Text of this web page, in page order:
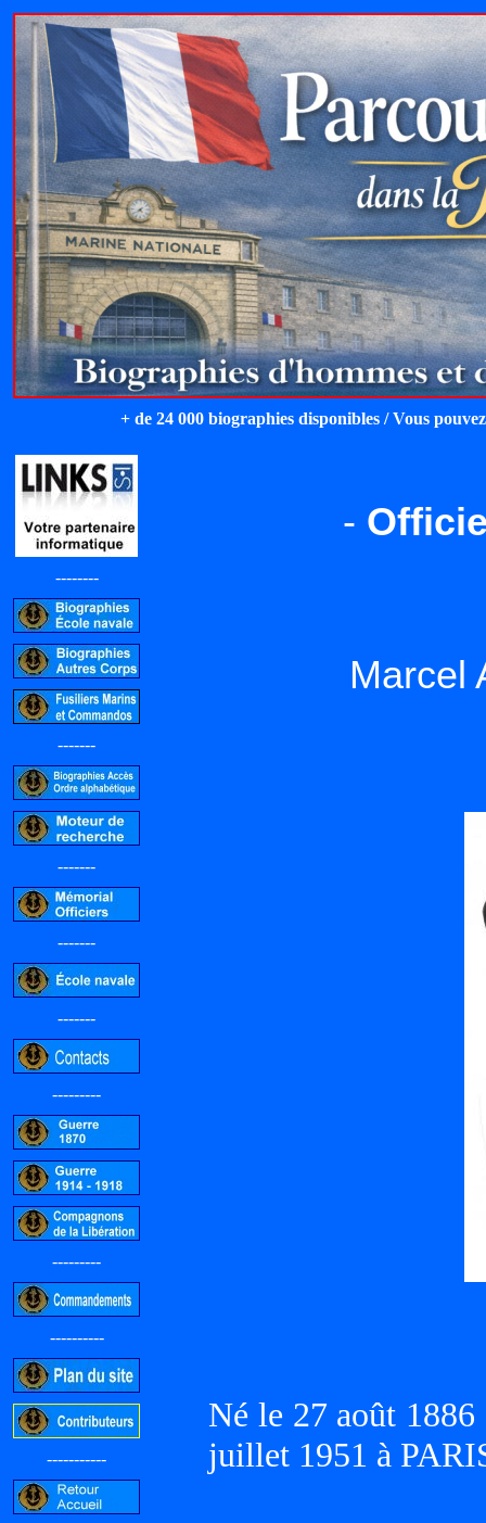
+ de 24 000 biographies disponibles / Vous
--------
-------
-------
-------
-------
---------
---------
----------
-----------
-
Marcel
Né le 27 août
juillet 1951 à